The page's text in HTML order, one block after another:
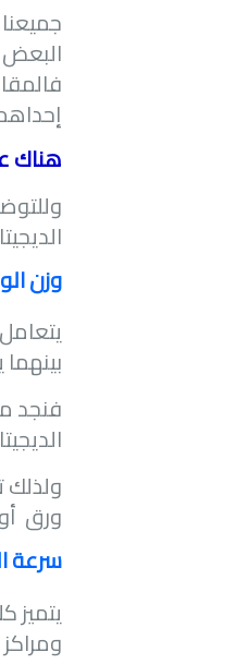
البعض
هناك
وزن
ولذلك
ورق
سرعة
يتميز